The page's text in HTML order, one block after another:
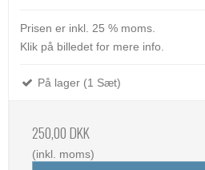
Prisen er inkl. 25 % moms.
Klik på billedet for mere info.
På lager (1 Sæt)
250,00 DKK
(inkl. moms)